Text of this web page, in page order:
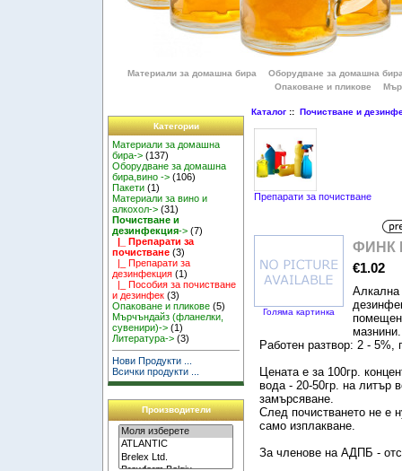
Материали за домашна бира
Оборудване за домашна
Опаковане и пликове
Категории
Материали за домашна
бира-> (137)
Оборудване за домашна
бира,вино -> (106)
Пакети (1)
Материали за вино и
алкохол-> (31)
Почистване и
дезинфекция-> (7)
|_ Препарати за
почистване (3)
|_ Препарати за
дезинфекция (1)
|_ Пособия за почистване
и дезинфек (3)
Опаковане и пликове (5)
Мърчъндайз (фланелки,
сувенири)-> (1)
Литература-> (3)
Нови Продукти ...
Всички продукти ...
Производители
Каталог:: Почистване и
Препарати за почистване
Голяма картинка
ФИНК
€1.02
Работен разтвор: 2 - 5%,
Цената е за 100гр.
вода - 20-50гр. на литър
замърсяване.
След почистването не е
само изплакване.
За членове на АДПБ -